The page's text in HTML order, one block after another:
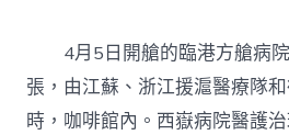
4月5日開艙的臨港方艙病院
張，由江蘇、浙江援滬醫療隊
時，咖啡館內。西嶽病院醫護